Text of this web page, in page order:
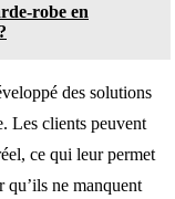
robe en
des solutions
Les clients peuvent
ce qui leur permet
qu’ils ne manquent